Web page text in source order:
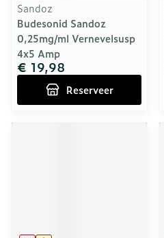
Sandoz
Budesonid Sandoz
0,25mg/ml Vernevelsusp
4x5 Amp
€ 19,98
Reserveer